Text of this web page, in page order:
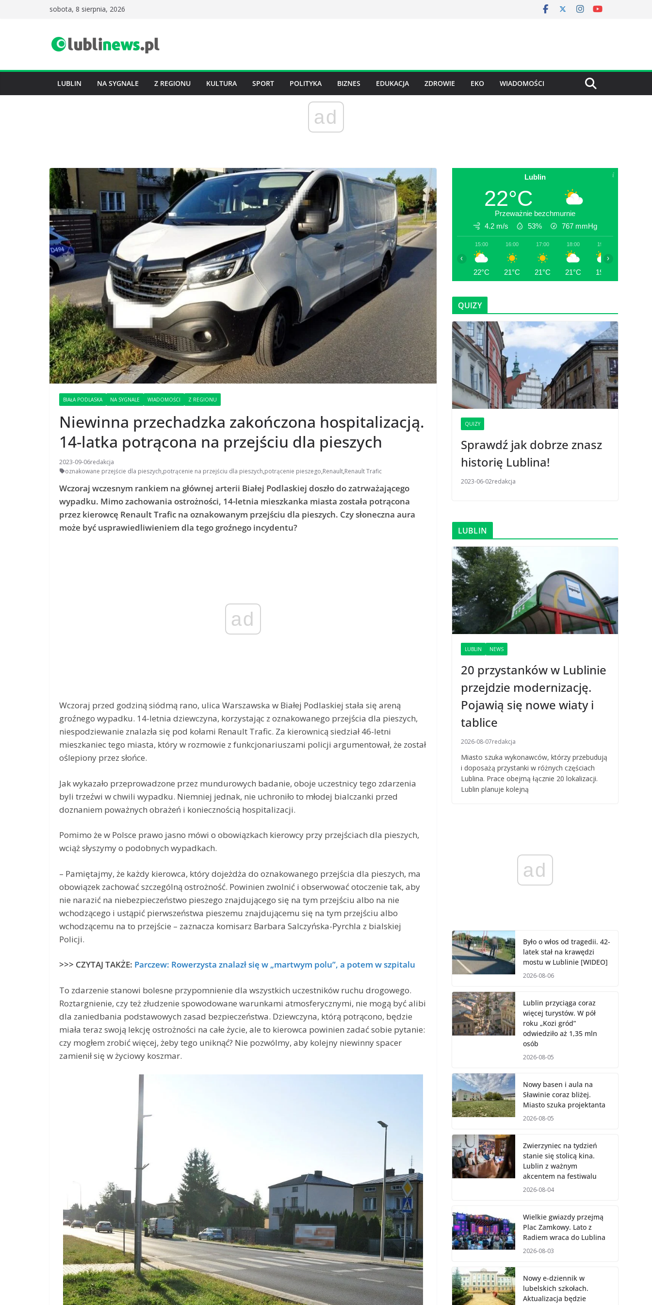
sobota, 8 sierpnia, 2026
LUBLIN NA SYGNALE Z REGIONU KULTURA SPORT POLITYKA BIZNES EDUKACJA ZDROWIE EKO WIADOMOŚCI
ad
BIAŁA PODLASKA NA SYGNALE WIADOMOŚCI Z REGIONU
Niewinna przechadzka zakończona hospitalizacją.
14-latka potrącona na przejściu dla pieszych
2023-09-06redakcja
oznakowane przejście dla pieszych,potrącenie na przejściu dla pieszych,potrącenie pieszego,Renault,Renault Trafic
Wczoraj wczesnym rankiem na głównej arterii Białej Podlaskiej doszło do zatrważającego
wypadku. Mimo zachowania ostrożności, 14-letnia mieszkanka miasta została potrącona
przez kierowcę Renault Trafic na oznakowanym przejściu dla pieszych. Czy słoneczna aura
może być usprawiedliwieniem dla tego groźnego incydentu?
ad
Wczoraj przed godziną siódmą rano, ulica Warszawska w Białej Podlaskiej stała się areną
groźnego wypadku. 14-letnia dziewczyna, korzystając z oznakowanego przejścia dla pieszych,
niespodziewanie znalazła się pod kołami Renault Trafic. Za kierownicą siedział 46-letni
mieszkaniec tego miasta, który w rozmowie z funkcjonariuszami policji argumentował, że został
oślepiony przez słońce.
Jak wykazało przeprowadzone przez mundurowych badanie, oboje uczestnicy tego zdarzenia
byli trzeźwi w chwili wypadku. Niemniej jednak, nie uchroniło to młodej bialczanki przed
doznaniem poważnych obrażeń i koniecznością hospitalizacji.
Pomimo że w Polsce prawo jasno mówi o obowiązkach kierowcy przy przejściach dla pieszych,
wciąż słyszymy o podobnych wypadkach.
– Pamiętajmy, że każdy kierowca, który dojeżdża do oznakowanego przejścia dla pieszych, ma
obowiązek zachować szczególną ostrożność. Powinien zwolnić i obserwować otoczenie tak, aby
nie narazić na niebezpieczeństwo pieszego znajdującego się na tym przejściu albo na nie
wchodzącego i ustąpić pierwszeństwa pieszemu znajdującemu się na tym przejściu albo
wchodzącemu na to przejście – zaznacza komisarz Barbara Salczyńska-Pyrchla z bialskiej
Policji.
>>> CZYTAJ TAKŻE: Parczew: Rowerzysta znalazł się w „martwym polu”, a potem w szpitalu
To zdarzenie stanowi bolesne przypomnienie dla wszystkich uczestników ruchu drogowego.
Roztargnienie, czy też złudzenie spowodowane warunkami atmosferycznymi, nie mogą być alibi
dla zaniedbania podstawowych zasad bezpieczeństwa. Dziewczyna, którą potrącono, będzie
miała teraz swoją lekcję ostrożności na całe życie, ale to kierowca powinien zadać sobie pytanie:
czy mogłem zrobić więcej, żeby tego uniknąć? Nie pozwólmy, aby kolejny niewinny spacer
zamienił się w życiowy koszmar.
Lublin
22°C
Przeważnie bezchmurnie
4.2 m/s
53% 767 mmHg
15:00
22°C
16:00
21°C
17:00
21°C
18:00
21°C
19:00
19°C
‹ ›
QUIZY
QUIZY
Sprawdź jak dobrze znasz
historię Lublina!
2023-06-02redakcja
LUBLIN
LUBLIN NEWS
20 przystanków w Lublinie
przejdzie modernizację.
Pojawią się nowe wiaty i
tablice
2026-08-07redakcja
Miasto szuka wykonawców, którzy przebudują
i doposażą przystanki w różnych częściach
Lublina. Prace obejmą łącznie 20 lokalizacji.
Lublin planuje kolejną
ad
Było o włos od tragedii. 42-
latek stał na krawędzi
mostu w Lublinie [WIDEO]
2026-08-06
Lublin przyciąga coraz
więcej turystów. W pół
roku „Kozi gród”
odwiedziło aż 1,35 mln
osób
2026-08-05
Nowy basen i aula na
Sławinie coraz bliżej.
Miasto szuka projektanta
2026-08-05
Zwierzyniec na tydzień
stanie się stolicą kina.
Lublin z ważnym
akcentem na festiwalu
2026-08-04
Wielkie gwiazdy przejmą
Plac Zamkowy. Lato z
Radiem wraca do Lublina
2026-08-03
Nowy e-dziennik w
lubelskich szkołach.
Aktualizacja będzie